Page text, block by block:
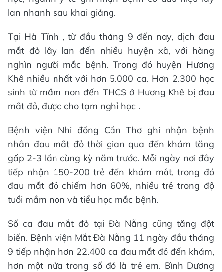
lan nhanh sau khai giảng.
Tại Hà Tĩnh , từ đầu tháng 9 đến nay, dịch đau
mắt đỏ lây lan đến nhiều huyện xã, với hàng
nghìn người mắc bệnh. Trong đó huyện Hương
Khê nhiều nhất với hơn 5.000 ca. Hơn 2.300 học
sinh từ mầm non đến THCS ở Hương Khê bị đau
mắt đỏ, được cho tạm nghỉ học .
Bệnh viện Nhi đồng Cần Thơ ghi nhận bệnh
nhân đau mắt đỏ thời gian qua đến khám tăng
gấp 2-3 lần cùng kỳ năm trước. Mỗi ngày nơi đây
tiếp nhận 150-200 trẻ đến khám mắt, trong đó
đau mắt đỏ chiếm hơn 60%, nhiều trẻ trong độ
tuổi mầm non và tiểu học mắc bệnh.
Số ca đau mắt đỏ tại Đà Nẵng cũng tăng đột
biến. Bệnh viện Mắt Đà Nẵng 11 ngày đầu tháng
9 tiếp nhận hơn 22.400 ca đau mắt đỏ đến khám,
hơn một nửa trong số đó là trẻ em. Bình Dương